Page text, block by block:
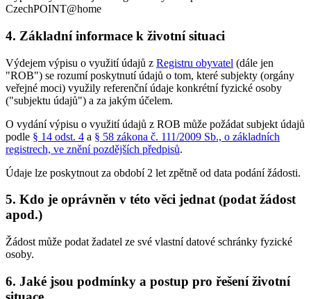
CzechPOINT@home
4. Základní informace k životní situaci
Výdejem výpisu o využití údajů z Registru obyvatel (dále jen
"ROB") se rozumí poskytnutí údajů o tom, které subjekty (orgány
veřejné moci) využily referenční údaje konkrétní fyzické osoby
("subjektu údajů") a za jakým účelem.
O vydání výpisu o využití údajů z ROB může požádat subjekt údajů
podle § 14 odst. 4 a § 58 zákona č. 111/2009 Sb., o základních
registrech, ve znění pozdějších předpisů.
Údaje lze poskytnout za období 2 let zpětně od data podání žádosti.
5. Kdo je oprávněn v této věci jednat (podat žádost
apod.)
Žádost může podat žadatel ze své vlastní datové schránky fyzické
osoby.
6. Jaké jsou podmínky a postup pro řešení životní